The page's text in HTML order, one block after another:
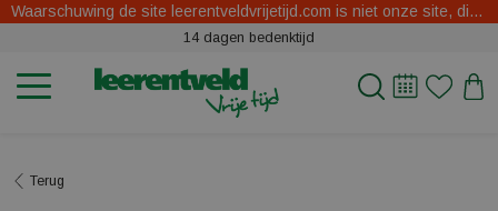
Waarschuwing de site leerentveldvrijetijd.com is niet onze site, dit zijn oplichters.
14 dagen bedenktijd
Terug